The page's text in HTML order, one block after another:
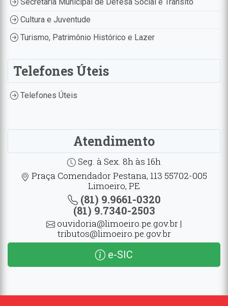
Cultura e Juventude
Turismo, Patrimônio Histórico e Lazer
Telefones Úteis
Telefones Úteis
Atendimento
Seg. à Sex. 8h às 16h
Praça Comendador Pestana, 113 55702-005
Limoeiro, PE
(81) 9.9661-0320
(81) 9.7340-2503
ouvidoria@limoeiro.pe.gov.br |
tributos@limoeiro.pe.gov.br
e-SIC